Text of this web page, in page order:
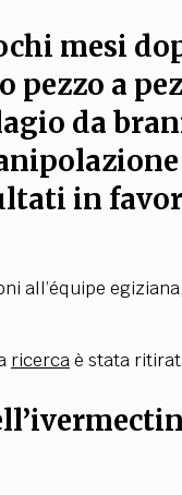
mesi
pezzo a
da
in
all’équipe
ricercaè stata